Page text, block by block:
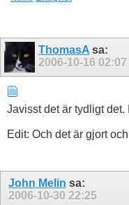
ThomasA sa:
2006-10-16 02:07
Javisst det är tydligt det.
Edit: Och det är gjort
John Melin sa:
2006-10-30 22:25